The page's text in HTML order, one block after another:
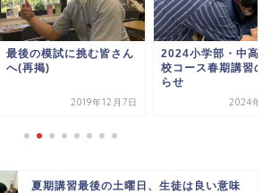
最後の模試に挑む皆さん
へ(再掲)
2019年12月7日
2024小学部・中高
校コース春期講習の
らせ
2024年3
夏期講習最後の土曜日、生徒は良い意味